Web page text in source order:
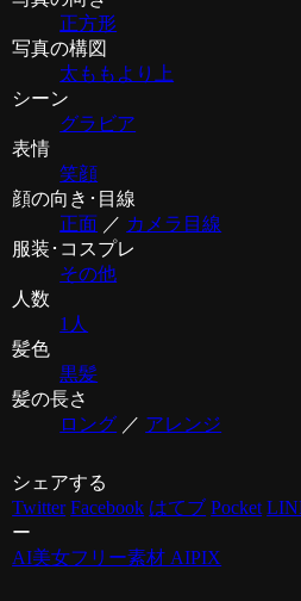
正方形
写真の構図
太ももより上
シーン
グラビア
表情
笑顔
顔の向き･目線
正面 ／ カメラ目線
服装･コスプレ
その他
人数
1人
髪色
黒髪
髪の長さ
ロング ／ アレンジ
シェアする
Twitter Facebook はてブ Pocket
ー
AI美女フリー素材 AIPIX